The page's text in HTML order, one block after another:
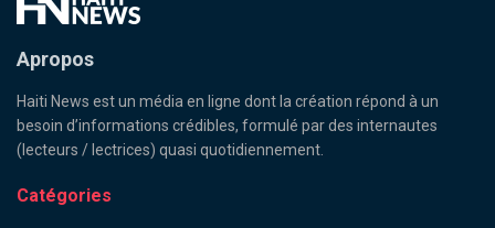
Apropos
Haiti News est un média en ligne dont la création répond à un
besoin d’informations crédibles, formulé par des internautes
(lecteurs / lectrices) quasi quotidiennement.
Catégories